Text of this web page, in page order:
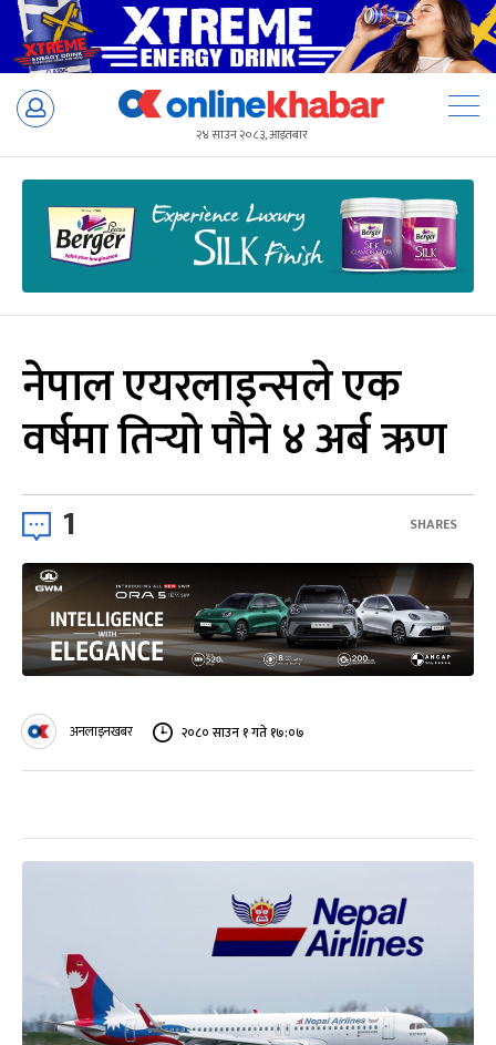
Skip
२४ साउन २०८३, आइतबार
नेपाल एयरलाइन्सले एक
वर्षमा तिर्‍यो पौने ४ अर्ब ऋण
1 SHARES
अनलाइनखबर २०८० साउन १ गते १७:०७